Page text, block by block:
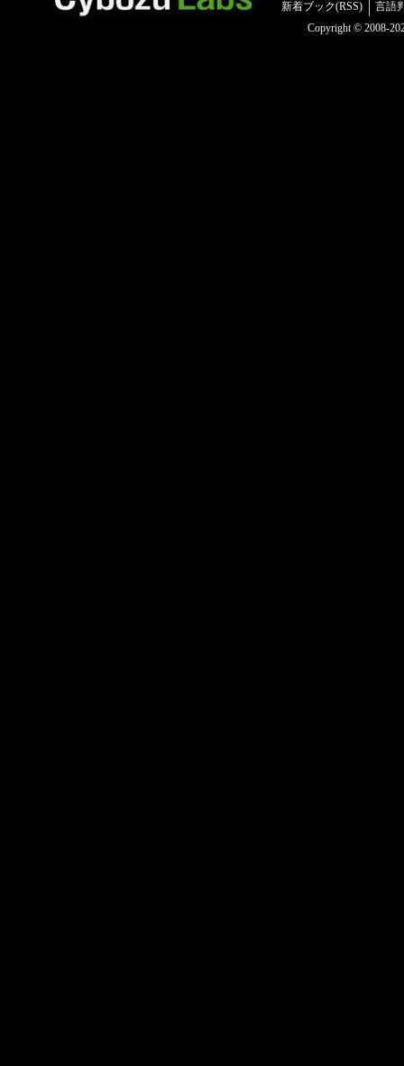
新着ブック(RSS)
言語
Copyright © 2008-